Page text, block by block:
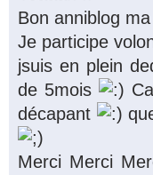
Bon anniblog
Je participe
jsuis en plein
de 5mois
décapant
Merci Merci